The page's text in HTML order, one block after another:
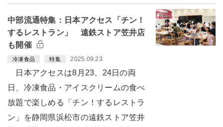
中部流通特集：日本アクセス「チン！
するレストラン」 遠鉄ストア笠井店
も開催
冷凍食品 特集 2025.09.23
日本アクセスは8月23、24日の両
日、冷凍食品・アイスクリームの食べ
放題で楽しめる「チン！するレストラ
ン」を静岡県浜松市の遠鉄ストア笠井